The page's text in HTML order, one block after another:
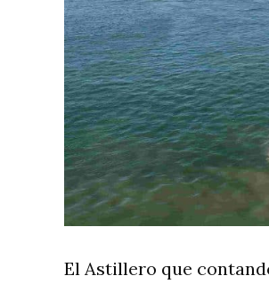
El Astillero que